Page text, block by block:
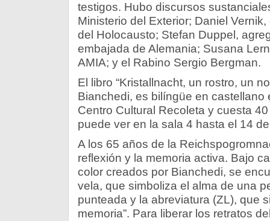
testigos. Hubo discursos
Ministerio del Exterior; Daniel
del Holocausto; Stefan Duppel,
embajada de Alemania; Susana
AMIA; y el Rabino Sergio Bergman.
El libro “Kristallnacht, un rostro, un
Bianchedi, es bilíngüe en castellano
Centro Cultural Recoleta y cuesta
puede ver en la sala 4 hasta el 14
A los 65 años de la
reflexión y la memoria activa. Bajo
color creados por Bianchedi, se
vela, que simboliza el alma de una
punteada y la abreviatura (ZL), que
memoria”. Para liberar los retratos